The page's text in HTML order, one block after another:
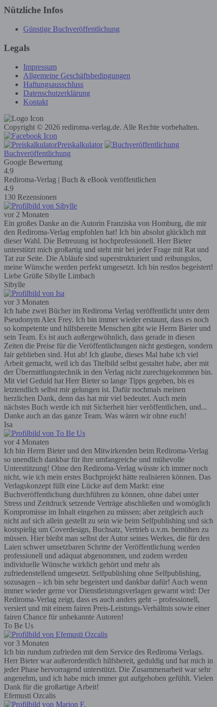
Nützliche Infos
Günstige Buchveröffentlichung
Legals
Impressum
Allgemeine Geschäftsbedingungen
Haftungsausschluss
Datenschutzerklärung
Kontakt
Copyright © 2026 rediroma-verlag.de. Alle Rechte vorbehalten.
Preiskalkulator
Buchveröffentlichung
Google Bewertung
4.9
Rediroma-Verlag | Buch & eBook veröffentlichen
4.9
130 Rezensionen
vor 2 Monaten
Ein großes Danke an die Autorin Franziska von Homburg, die mir
den Rediroma-Verlag empfohlen hat! Ich bin absolut glücklich mit
dieser Wahl. Die Betreuung ist hochprofessionell. Herr Bieter
unterstützt mich großartig und steht mir bei jeder Frage mit Rat und
Tat zur Seite. Die Abläufe sind superstrukturiert und reibungslos,
meine Wünsche werden perfekt umgesetzt. Ich bin restlos begeistert!
Liebe Grüße Sibylle Limbach
Sibylle
vor 3 Monaten
Ich habe zwei Bücher im Rediroma Verlag veröffentlicht unter dem
Pseudonym Alex Frey. Ich bin immer wieder erstaunt, dass es noch
so kompetente und hilfsbereite Menschen gibt wie Herrn Bieter und
sein Team. Es ist auch außergewöhnlich, dass gerade in diesen
Zeiten die Preise für die Veröffentlichungen nicht gestiegen, sondern
fair geblieben sind. Hut ab! Ich glaube, dieses Mal habe ich viel
Arbeit gemacht, weil ich das Titelbild selbst gestaltet habe, aber mit
der Übermittlungstechnik in den Verlag nicht zurechtgekommen bin.
Mit viel Geduld hat Herr Bieter so lange Tipps gegeben, bis es
letztendlich selbst mir gelungen ist. Dafür nochmals meinen
herzlichen Dank, denn das hat mir viel bedeutet. Auch mein
nächstes Buch werde ich mit Sicherheit hier veröffentlichen, und...
Danke auch an das ganze Team. Was wären wir ohne euch!
Isa
vor 4 Monaten
Ich bin Herrn Bieter und den Mitwirkenden beim Rediroma-Verlag
so unendlich dankbar für ihre umfangreiche und mühevolle
Unterstützung! Ohne den Rediroma-Verlag wüsste ich immer noch
nicht, wie ich mein erstes Buchprojekt hätte realisieren können. Das
Verlagskonzept füllt eine Lücke auf dem Markt: eine
Buchveröffentlichung durchführen zu können, ohne dabei unter
Stress und Zeitdruck setzende Verträge abschließen und womöglich
Kompromisse im Inhalt eingehen zu müssen; aber zeitgleich auch
nicht auf sich allein gestellt zu sein wie beim Selfpublishing und sich
kostspielig um Coverdesign, Buchsatz, Vertrieb u.v.m. bemühen zu
müssen. Hier bleibt man selbst der Autor seines Werkes, die für den
Laien schwer umsetzbaren Schritte der Veröffentlichung werden
professionell und adäquat abgenommen, und zudem werden
individuelle Wünsche wirklich gehört und mehr als
zufriedenstellend umgesetzt. Selfpublishing ohne Selfpublishing,
sozusagen – ich bin sehr begeistert und dankbar dafür! Auch wenn
immer wieder gerne vor Dienstleistungsverlagen gewarnt wird: Der
Rediroma-Verlag zeigt, dass es auch anders geht – professionell,
versiert und mit einem fairen Preis-Leistungs-Verhältnis sowie einer
fairen Chance für unbekannte Autoren!
To Be Us
vor 3 Monaten
Ich bin rundum zufrieden mit dem Service des Rediroma Verlags.
Herr Bieter war außerordentlich hilfsbereit, geduldig und hat mich in
jeder Phase hervorragend unterstützt. Die Zusammenarbeit war sehr
angenehm, und ich habe mich immer gut aufgehoben gefühlt. Vielen
Dank für die großartige Arbeit!
Efemusti Ozcalis